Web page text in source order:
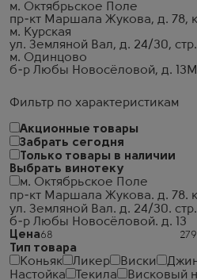
Фильтр по характеристикам
Акционные товары
Забрать сегодня
Только товары в наличии
Выбрать винотеку
м. Октябрьское Поле
пр-кт Маршала Жукова. д. 78.
ул. Земляной Вал. д. 24/30. стр. 1
б-р Любы Новосёловой. д. 13
Цена
Тип товара
Коньяк
Ликер Виски
Настойка
Текила Висковый
м. Октябрьское Поле
пр-кт Маршала Жукова, д. 78,
м. Курская
ул. Земляной Вал, д. 24/30, стр. 1
м. Одинцово
б-р Любы Новосёловой, д. 13